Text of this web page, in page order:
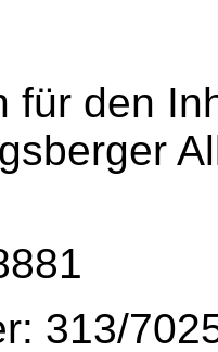
für den
313/